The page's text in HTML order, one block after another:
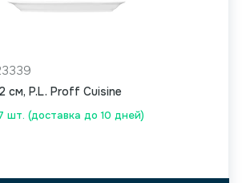
шт. (доставка до 10 дней)
см, P.L. Proff Cuisine